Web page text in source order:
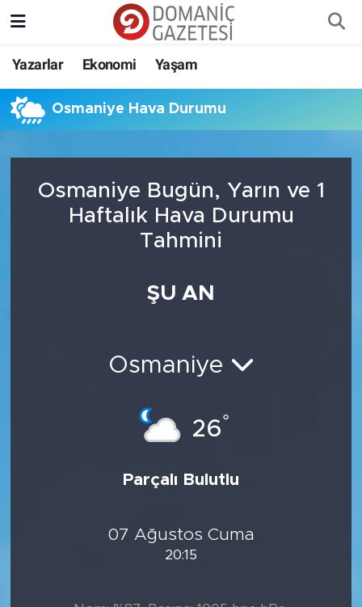
Yazarlar Ekonomi Yaşam
Osmaniye Hava Durumu
Osmaniye Bugün, Yarın ve 1
Haftalık Hava Durumu
Tahmini
ŞU AN
Osmaniye
26°
Parçalı Bulutlu
07 Ağustos Cuma
20:15